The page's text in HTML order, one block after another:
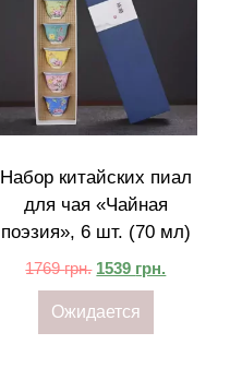
Набор китайских пиал
для чая «Чайная
поэзия‎»‎, 6 шт. (70 мл)
1769грн. 1539 грн.
Ожидается